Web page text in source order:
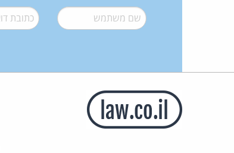
שם משתמש* דואל*